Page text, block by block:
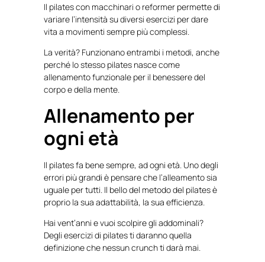
Il pilates con macchinari o reformer permette di
variare l’intensità su diversi esercizi per dare
vita a movimenti sempre più complessi.
La verità? Funzionano entrambi i metodi, anche
perché lo stesso pilates nasce come
allenamento funzionale per il benessere del
corpo e della mente.
Allenamento per
ogni età
Il pilates fa bene sempre, ad ogni età. Uno degli
errori più grandi è pensare che l’alleamento sia
uguale per tutti. Il bello del metodo del pilates è
proprio la sua adattabilità, la sua efficienza.
Hai vent’anni e vuoi scolpire gli addominali?
Degli esercizi di pilates ti daranno quella
definizione che nessun crunch ti darà mai.